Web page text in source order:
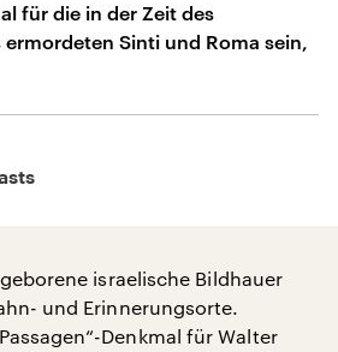
für die in der Zeit des
Sinti und Roma sein,
israelische Bildhauer
und Erinnerungsorte.
Denkmal für Walter